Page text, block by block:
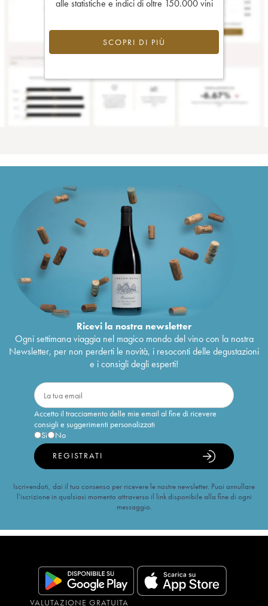
alle statistiche e indici di oltre 150.000 vini
SCOPRI DI PIÙ
Ricevi la nostra newsletter
Ogni settimana viaggia nel magico mondo del vino con la nostra
Newsletter, per non perderti le novità, i resoconti delle degustazioni
e i consigli degli esperti!
Accetto il tracciamento delle mie email al fine di ricevere
consigli e suggerimenti personalizzati
Sì
No
REGISTRATI
Iscrivendoti, dai il tuo consenso per ricevere le nostre newsletter. Puoi annullare
l’iscrizione in qualsiasi momento attraverso il link disponibile alla fine di ogni
messaggio.
VALUTAZIONE GRATUITA